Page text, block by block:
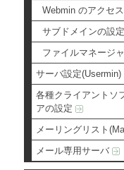
Webmin のアクセス
サブドメインの設定
ファイルマネージャ
サーバ設定(Usermin)
各種クライアントソ
アの設定
メーリングリスト
メール専用サーバ